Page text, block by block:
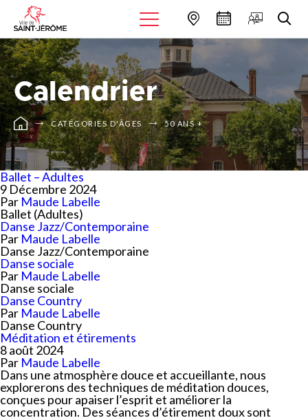
Calendrier
CATÉGORIES D'ÂGES 50 ANS +
Ballet – Adultes
9 Décembre 2024
Par Maude Labelle
Ballet (Adultes)
Danse Jazz/Contemporaine
Par Maude Labelle
Danse Jazz/Contemporaine
Danse sociale
Par Maude Labelle
Danse sociale
Danse Country
Par Maude Labelle
Danse Country
Méditation et étirements
8 août 2024
Par Maude Labelle
Dans une atmosphère douce et accueillante, nous
explorerons des techniques de méditation douces,
conçues pour apaiser l’esprit et améliorer la
concentration. Des séances d’étirement doux sont